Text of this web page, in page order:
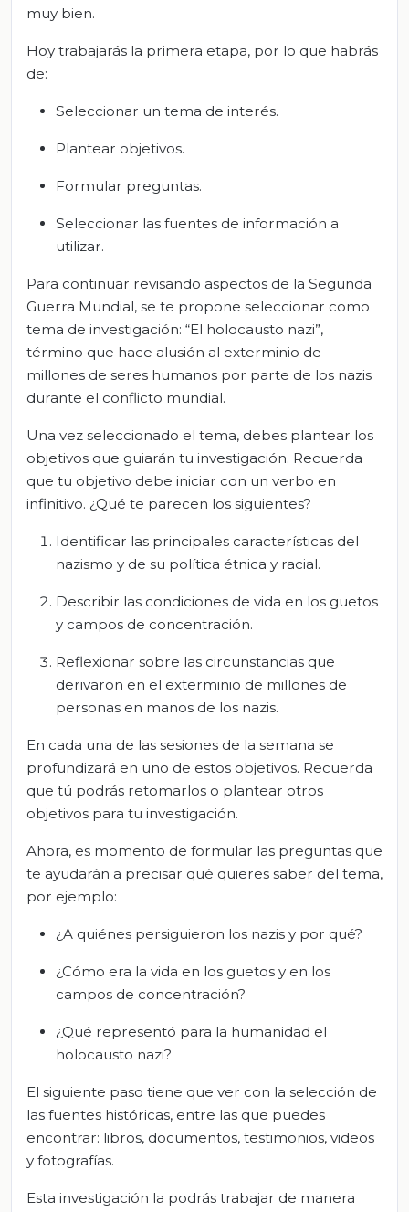
muy bien.
Hoy trabajarás la primera etapa, por lo que habrás
de:
Seleccionar un tema de interés.
Plantear objetivos.
Formular preguntas.
Seleccionar las fuentes de información a
utilizar.
Para continuar revisando aspectos de la Segunda
Guerra Mundial, se te propone seleccionar como
tema de investigación: “El holocausto nazi”,
término que hace alusión al exterminio de
millones de seres humanos por parte de los nazis
durante el conflicto mundial.
Una vez seleccionado el tema, debes plantear los
objetivos que guiarán tu investigación. Recuerda
que tu objetivo debe iniciar con un verbo en
infinitivo. ¿Qué te parecen los siguientes?
Identificar las principales características del
nazismo y de su política étnica y racial.
Describir las condiciones de vida en los guetos
y campos de concentración.
Reflexionar sobre las circunstancias que
derivaron en el exterminio de millones de
personas en manos de los nazis.
En cada una de las sesiones de la semana se
profundizará en uno de estos objetivos. Recuerda
que tú podrás retomarlos o plantear otros
objetivos para tu investigación.
Ahora, es momento de formular las preguntas que
te ayudarán a precisar qué quieres saber del tema,
por ejemplo:
¿A quiénes persiguieron los nazis y por qué?
¿Cómo era la vida en los guetos y en los
campos de concentración?
¿Qué representó para la humanidad el
holocausto nazi?
El siguiente paso tiene que ver con la selección de
las fuentes históricas, entre las que puedes
encontrar: libros, documentos, testimonios, videos
y fotografías.
Esta investigación la podrás trabajar de manera